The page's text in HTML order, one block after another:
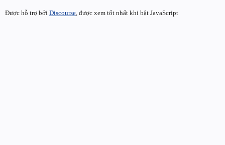
Được hỗ trợ bởi Discourse, được xem tốt nhất khi bật JavaScript